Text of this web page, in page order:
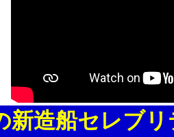
新造船セレブ